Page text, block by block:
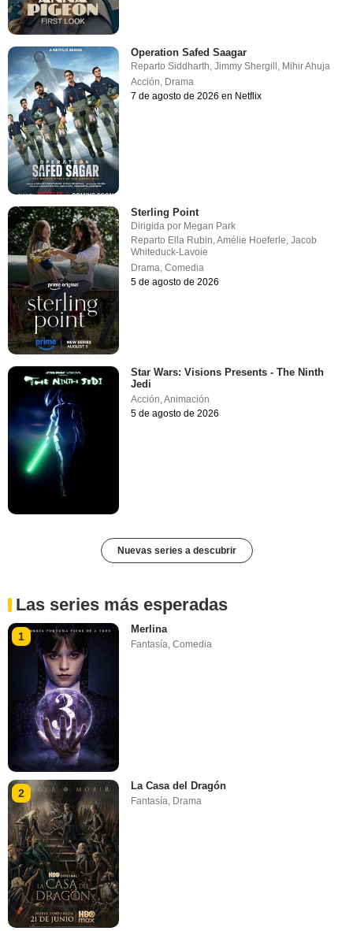
Operation Safed Saagar
RepartoSiddharth ,Jimmy Shergill Mihir Ahuja
Acción Drama
7 de agosto de 2026 en Netflix
Sterling Point
Dirigida por Megan Park
Reparto Ella Rubin,Amélie Hoeferle,Jacob
Whiteduck-Lavoie
Drama,Comedia
5 de agosto de 2026
Star Wars: Visions Presents - The Ninth
Jedi
Acción,Animación
5 de agosto de 2026
Nuevas series a descubrir
Las series más esperadas
1
Merlina
Fantasía,Comedia
2
La Casa del Dragón
Fantasía Drama